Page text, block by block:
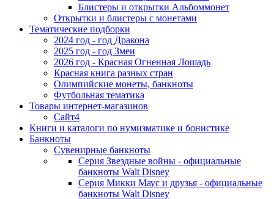
Блистеры и открытки Альбоммонет
Открытки и блистеры с монетами
Тематические подборки
2024 год - год Дракона
2025 год - год Змеи
2026 год - Красная Огненная Лошадь
Красная книга разных стран
Олимпийские монеты, банкноты
Футбольная тематика
Товары интернет-магазинов
Сайт4
Книги и каталоги по нумизматике и бонистике
Банкноты
Сувенирные банкноты
Серия Звездные войны - официальные
банкноты Walt Disney
Серия Микки Маус и друзья - официальные
банкноты Walt Disney